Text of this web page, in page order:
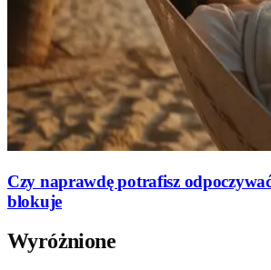
Czy naprawdę potrafisz
blokuje
Wyróżnione